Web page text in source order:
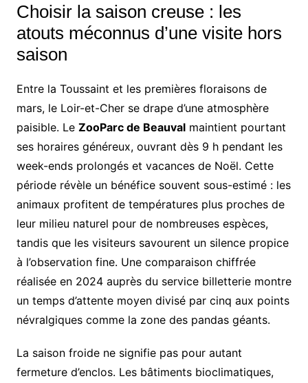
Choisir la saison creuse : les
atouts méconnus d’une visite hors
saison
Entre la Toussaint et les premières floraisons de
mars, le Loir-et-Cher se drape d’une atmosphère
paisible. Le ZooParc de Beauvalmaintient pourtant
ses horaires généreux, ouvrant dès 9 h pendant les
week-ends prolongés et vacances de Noël. Cette
période révèle un bénéfice souvent sous-estimé : les
animaux profitent de températures plus proches de
leur milieu naturel pour de nombreuses espèces,
tandis que les visiteurs savourent un silence propice
à l’observation fine. Une comparaison chiffrée
réalisée en 2024 auprès du service billetterie montre
un temps d’attente moyen divisé par cinq aux points
névralgiques comme la zone des pandas géants.
La saison froide ne signifie pas pour autant
fermeture d’enclos. Les bâtiments bioclimatiques,